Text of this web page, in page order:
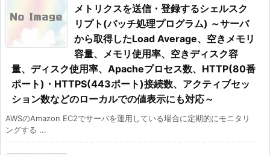
メトリクスを送信・登録するシェルスク
リプト(バッチ処理プログラム) ～サーバ
から取得したLoad Average、空きメモリ
容量、メモリ使用率、空きディスク容
量、ディスク使用率、Apacheプロセス数、HTTP(80番
ポート)・HTTPS(443ポート)接続数、アクティブセッ
ション数などのローカルでの値表示にも対応～
AWSのAmazon EC2でサーバを運用している場合に定期的にモニタリ
ングする ...